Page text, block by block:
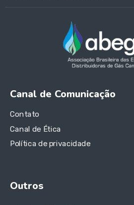
Canal de Comunicação
Contato
Canal de Ética
Política de privacidade
Outros